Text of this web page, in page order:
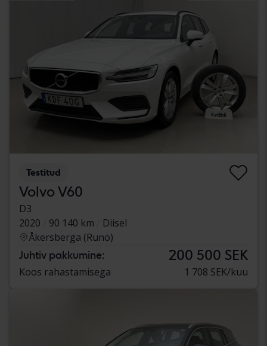
Testitud
Volvo V60
D3
2020
90 140 km
Diisel
Åkersberga (Runö)
Juhtiv pakkumine: 200 500 SEK
Koos rahastamisega 1 708 SEK/kuu